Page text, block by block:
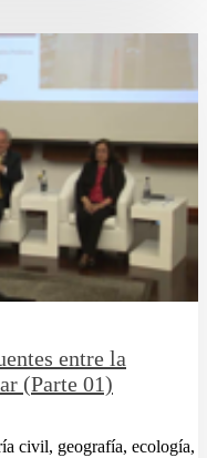
entre la
(Parte 01)
civil, geografía, ecología,